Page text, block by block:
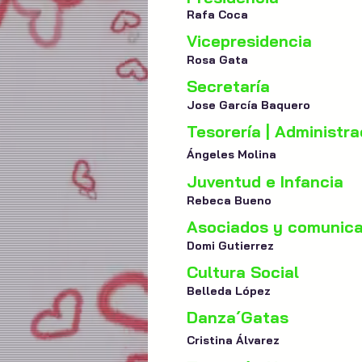
Rafa Coca
Vicepresidencia
Rosa Gata
Secretaría
Jose García Baquero
Tesorería |
Ángeles Molina
Juventud e Infancia
Rebeca Bueno
Asociados y
Domi Gutierrez
Cultura Social
Belleda López
Danza´Gatas
Cristina Álvarez